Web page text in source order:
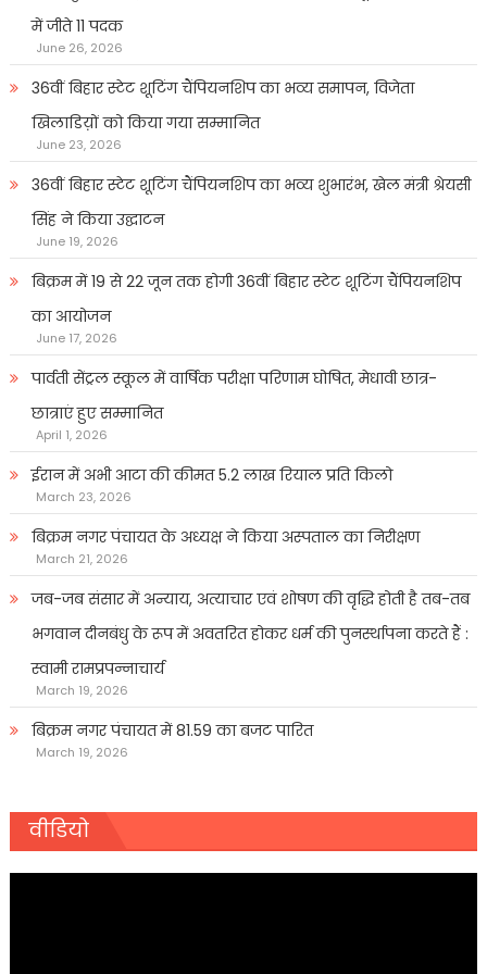
में जीते 11 पदक
June 26, 2026
36वीं बिहार स्टेट शूटिंग चैंपियनशिप का भव्य समापन, विजेता
खिलाडिय़ों को किया गया सम्मानित
June 23, 2026
36वीं बिहार स्टेट शूटिंग चैंपियनशिप का भव्य शुभारंभ, खेल मंत्री श्रेयसी
सिंह ने किया उद्घाटन
June 19, 2026
बिक्रम में 19 से 22 जून तक होगी 36वीं बिहार स्टेट शूटिंग चैंपियनशिप
का आयोजन
June 17, 2026
पार्वती सेंट्रल स्कूल में वार्षिक परीक्षा परिणाम घोषित, मेधावी छात्र-
छात्राएं हुए सम्मानित
April 1, 2026
ईरान में अभी आटा की कीमत 5.2 लाख रियाल प्रति किलो
March 23, 2026
बिक्रम नगर पंचायत के अध्यक्ष ने किया अस्पताल का निरीक्षण
March 21, 2026
जब-जब संसार में अन्याय, अत्याचार एवं शोषण की वृद्धि होती है तब-तब
भगवान दीनबंधु के रूप में अवतरित होकर धर्म की पुनर्स्थापना करते हैं :
स्वामी रामप्रपन्नाचार्य
March 19, 2026
बिक्रम नगर पंचायत में 81.59 का बजट पारित
March 19, 2026
वीडियो